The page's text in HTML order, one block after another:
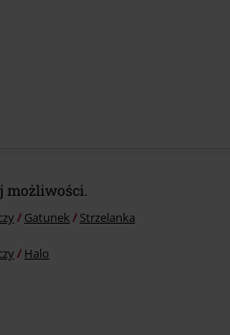
możliwości.
Gatunek Strzelanka
Halo